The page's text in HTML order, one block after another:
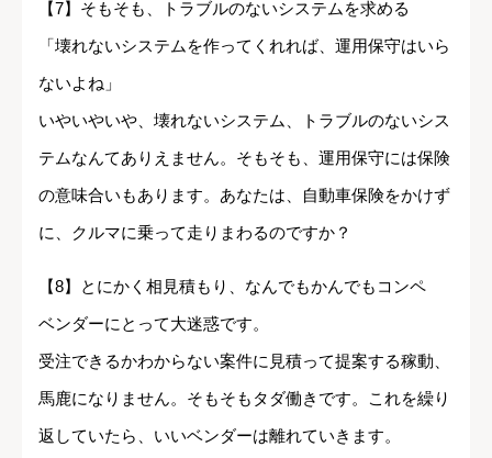
【7】そもそも、トラブルのないシステムを求める
「壊れないシステムを作ってくれれば、運用保守はいら
ないよね」
いやいやいや、壊れないシステム、トラブルのないシス
テムなんてありえません。そもそも、運用保守には保険
の意味合いもあります。あなたは、自動車保険をかけず
に、クルマに乗って走りまわるのですか？
【8】とにかく相見積もり、なんでもかんでもコンペ
ベンダーにとって大迷惑です。
受注できるかわからない案件に見積って提案する稼動、
馬鹿になりません。そもそもタダ働きです。これを繰り
返していたら、いいベンダーは離れていきます。